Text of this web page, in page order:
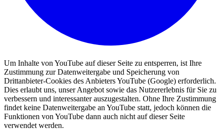
Um Inhalte von YouTube auf dieser Seite zu entsperren, ist Ihre
Zustimmung zur Datenweitergabe und Speicherung von
Drittanbieter-Cookies des Anbieters YouTube (Google) erforderlich.
Dies erlaubt uns, unser Angebot sowie das Nutzererlebnis für Sie zu
verbessern und interessanter auszugestalten. Ohne Ihre Zustimmung
findet keine Datenweitergabe an YouTube statt, jedoch können die
Funktionen von YouTube dann auch nicht auf dieser Seite
verwendet werden.